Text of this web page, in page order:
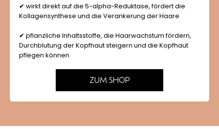
✔ wirkt direkt auf die 5-alpha-Reduktase, fördert die
Kollagensynthese und die Verankerung der Haare
✔ pflanzliche Inhaltsstoffe, die Haarwachstum fördern,
Durchblutung der Kopfhaut steigern und die Kopfhaut
pflegen können
ZUM SHOP